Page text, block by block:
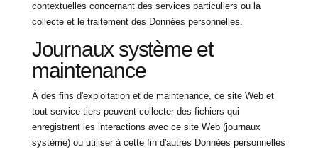
contextuelles concernant des services particuliers ou la
collecte et le traitement des Données personnelles.
Journaux système et
maintenance
À des fins d'exploitation et de maintenance, ce site Web et
tout service tiers peuvent collecter des fichiers qui
enregistrent les interactions avec ce site Web (journaux
système) ou utiliser à cette fin d'autres Données personnelles